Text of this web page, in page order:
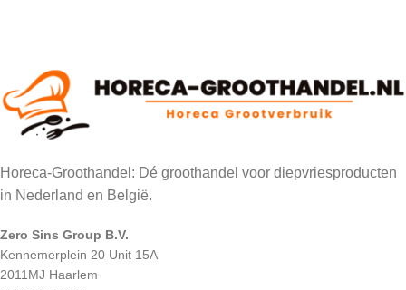
Horeca-Groothandel: Dé groothandel voor diepvriesproducten
in Nederland en België.
Zero Sins Group B.V.
Kennemerplein 20 Unit 15A
2011MJ Haarlem